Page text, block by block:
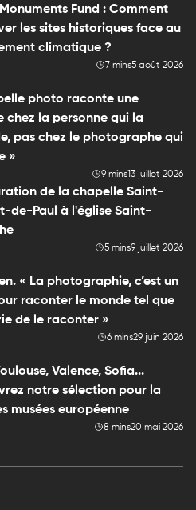
Fund : Comment
les sites historiques face au
climatique ?
7 mins5 août 2026
photo raconte une
chez la personne qui la
pas chez le photographe qui
»
9 mins13 juillet 2026
de la chapelle Saint-
de-Paul à l'église Saint-
5 mins9 juillet 2026
« La photographie, c’est un
raconter le monde tel que
de le raconter »
6 mins29 juin 2026
Valence, Sofia...
notre sélection pour la
musées européenne
8 mins20 mai 2026